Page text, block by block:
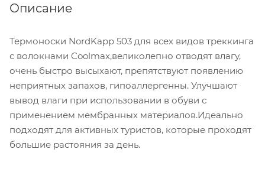
Описание
Термоноски NordKapp 503 для всех видов треккинга
с волокнами Coolmax,великолепно отводят влагу,
очень быстро высыхают, препятствуют появлению
неприятных запахов, гипоаллергенны. Улучшают
вывод влаги при использовании в обуви с
применением мембранных материалов.Идеально
подходят для активных туристов, которые проходят
большие растояния за день.